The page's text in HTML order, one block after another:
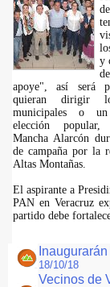
y
apoye", así será
quieran dirigir
municipales o
elección
Mancha Alarcón
de campaña por la
Altas Montañas.
El aspirante a
PAN en Veracruz
partido debe
18/10/18
Vecinos de